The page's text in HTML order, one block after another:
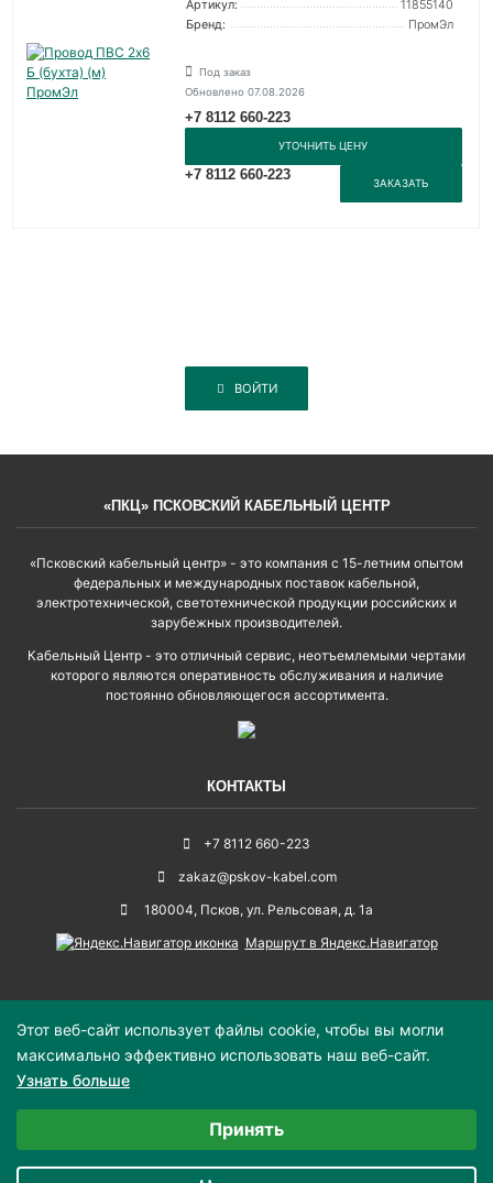
Артикул:
11855140
Бренд:
ПромЭл
Под заказ
Обновлено 07.08.2026
+7 8112 660-223
УТОЧНИТЬ ЦЕНУ
+7 8112 660-223
ЗАКАЗАТЬ
ВОЙТИ
«ПКЦ» ПСКОВСКИЙ КАБЕЛЬНЫЙ ЦЕНТР
«Псковский кабельный центр» - это компания с 15-летним опытом
федеральных и международных поставок кабельной,
электротехнической, светотехнической продукции российских и
зарубежных производителей.
Кабельный Центр - это отличный сервис, неотъемлемыми чертами
которого являются оперативность обслуживания и наличие
постоянно обновляющегося ассортимента.
КОНТАКТЫ
+7 8112 660-223
zakaz@pskov-kabel.com
180004, Псков, ул. Рельсовая, д. 1а
Маршрут в Яндекс.Навигатор
© 2019–2026 «Псковский кабельный центр» - продажа кабельной и
электротехнической продукции оптом и в розницу.
Политика конфиденциальности
Этот веб-сайт использует файлы cookie, чтобы вы могли
максимально эффективно использовать наш веб-сайт.
Узнать больше
Выберите настройки cookie
Аналитические/Функциональные
Принять